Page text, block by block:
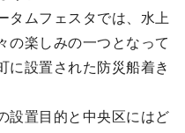
ムフェスタでは、水上
の楽しみの一つとなって
に設置された防災船着き
置目的と中央区にはど